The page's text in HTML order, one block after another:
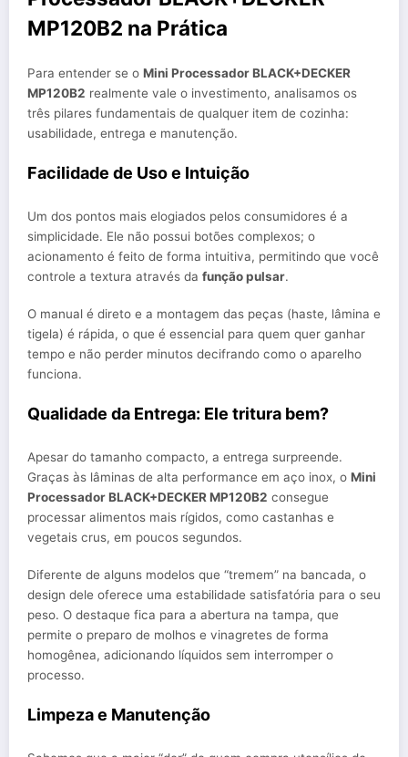
MP120B2 na Prática
Para entender se o Mini Processador BLACK+DECKER
MP120B2 realmente vale o investimento, analisamos os
três pilares fundamentais de qualquer item de cozinha:
usabilidade, entrega e manutenção.
Facilidade de Uso e Intuição
Um dos pontos mais elogiados pelos consumidores é a
simplicidade. Ele não possui botões complexos; o
acionamento é feito de forma intuitiva, permitindo que você
controle a textura através da função pulsar.
O manual é direto e a montagem das peças (haste, lâmina e
tigela) é rápida, o que é essencial para quem quer ganhar
tempo e não perder minutos decifrando como o aparelho
funciona.
Qualidade da Entrega: Ele tritura bem?
Apesar do tamanho compacto, a entrega surpreende.
Graças às lâminas de alta performance em aço inox, o Mini
Processador BLACK+DECKER MP120B2 consegue
processar alimentos mais rígidos, como castanhas e
vegetais crus, em poucos segundos.
Diferente de alguns modelos que “tremem” na bancada, o
design dele oferece uma estabilidade satisfatória para o seu
peso. O destaque fica para a abertura na tampa, que
permite o preparo de molhos e vinagretes de forma
homogênea, adicionando líquidos sem interromper o
processo.
Limpeza e Manutenção